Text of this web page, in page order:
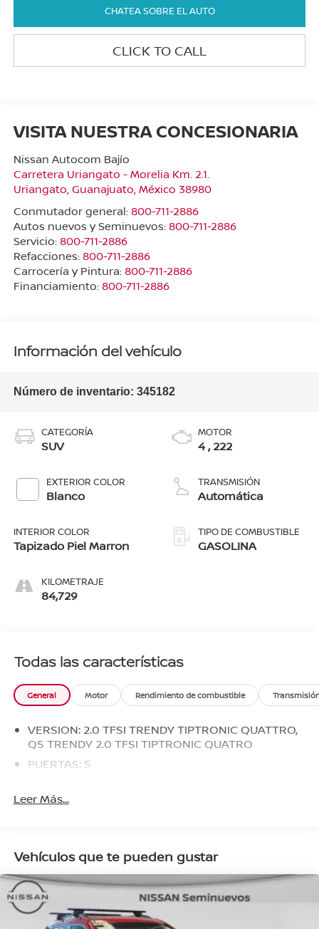
CHATEA SOBRE EL AUTO
CLICK TO CALL
VISITA NUESTRA CONCESIONARIA
Nissan Autocom Bajío
Carretera Uriangato - Morelia Km. 2.1.
Uriangato, Guanajuato, México 38980
Conmutador general: 800-711-2886
Autos nuevos y Seminuevos: 800-711-2886
Servicio: 800-711-2886
Refacciones: 800-711-2886
Carrocería y Pintura: 800-711-2886
Financiamiento: 800-711-2886
Información del vehículo
Número de inventario: 345182
CATEGORÍA
SUV
EXTERIOR COLOR
Blanco
INTERIOR COLOR
Tapizado Piel Marron
KILOMETRAJE
84,729
MOTOR
4 , 222
TRANSMISIÓN
Automática
TIPO DE COMBUSTIBLE
GASOLINA
Todas las características
General Motor Rendimiento de combustible
VERSION: 2.0 TFSI TRENDY TIPTRONIC QUATTRO,
Q5 TRENDY 2.0 TFSI TIPTRONIC QUATRO
PUERTAS: 5
Leer Más...
Vehículos que te pueden gustar